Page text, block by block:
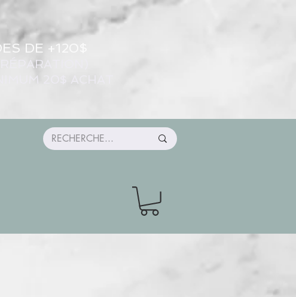
DE +120$
20$ ACHAT